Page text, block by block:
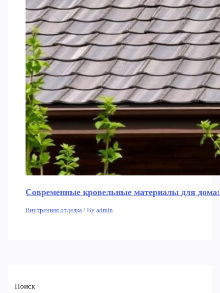
Современные кровельные материалы для
Внутренняя отделка / Byadmin
Поиск